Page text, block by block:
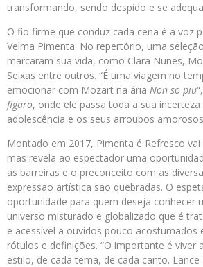
transformando, sendo despido e se
O fio firme que conduz cada cena é a voz
Velma Pimenta. No repertório, uma
marcaram sua vida, como Clara Nunes,
Seixas entre outros. “É uma viagem no
emocionar com Mozart na ária Non so piu
figaro, onde ele passa toda a sua incerteza
adolescência e os seus arroubos
Montado em 2017, Pimenta é Refresco
mas revela ao espectador uma
as barreiras e o preconceito com as
expressão artística são quebradas. O
oportunidade para quem deseja conhecer
universo misturado e globalizado que é
e acessível a ouvidos pouco acostumados
rótulos e definições. “O importante é viver
estilo, de cada tema, de cada canto.